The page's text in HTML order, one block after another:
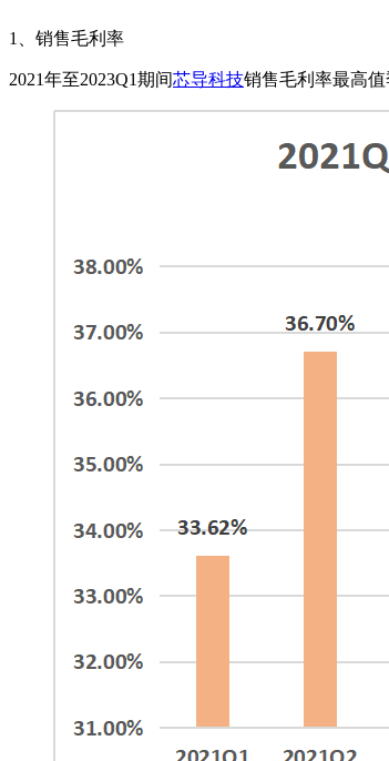
1、销售毛利率
2021年至2023Q1期间芯导科技销售毛利率最高值